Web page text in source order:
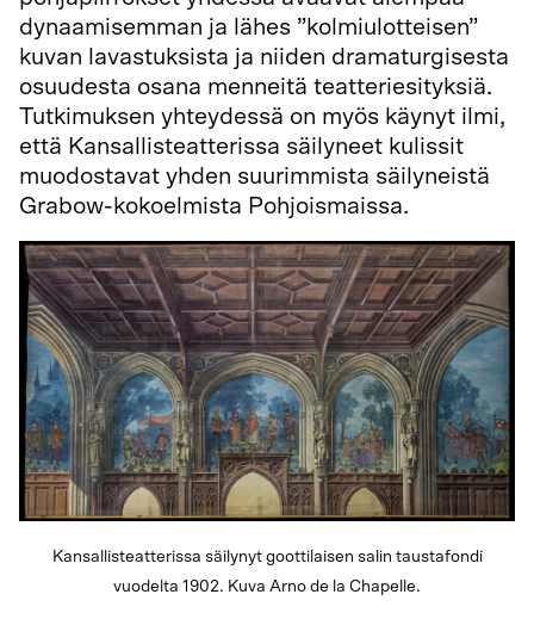
dynaamisemman ja lähes ”kolmiulotteisen”
kuvan lavastuksista ja niiden dramaturgisesta
osuudesta osana menneitä teatteriesityksiä.
Tutkimuksen yhteydessä on myös käynyt ilmi,
että Kansallisteatterissa säilyneet kulissit
muodostavat yhden suurimmista säilyneistä
Grabow-kokoelmista Pohjoismaissa.
Kansallisteatterissa säilynyt goottilaisen salin taustafondi
vuodelta 1902. Kuva Arno de la Chapelle.